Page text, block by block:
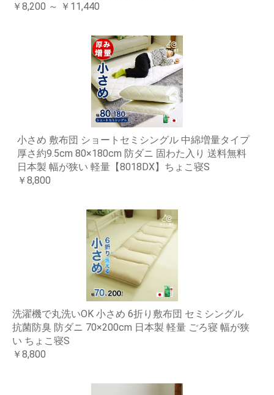
￥8,200 ～ ￥11,440
小さめ 敷布団 ショートセミシングル 中綿増量タイプ
厚さ約9.5cm 80×180cm 防ダニ 固わた入り 送料無料
日本製 幅が狭い 軽量【8018DX】ちょこ寝S
￥8,800
洗濯機で丸洗いOK 小さめ 6折り敷布団 セミシングル
抗菌防臭 防ダニ 70×200cm 日本製 軽量 ごろ寝 幅が狭
い ちょこ寝S
￥8,800